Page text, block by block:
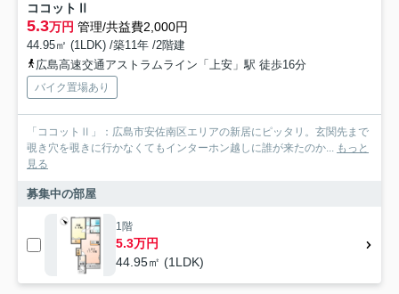
ココットⅡ
5.3万円 管理/共益費2,000円
44.95㎡ (1LDK) /築11年 /2階建
広島高速交通アストラムライン「上安」駅 徒歩16分
バイク置場あり
「ココットⅡ」：広島市安佐南区エリアの新居にピッタリ。玄関先まで
覗き穴を覗きに行かなくてもインターホン越しに誰が来たのか... もっと
見る
募集中の部屋
1階
5.3万円
44.95㎡ (1LDK)